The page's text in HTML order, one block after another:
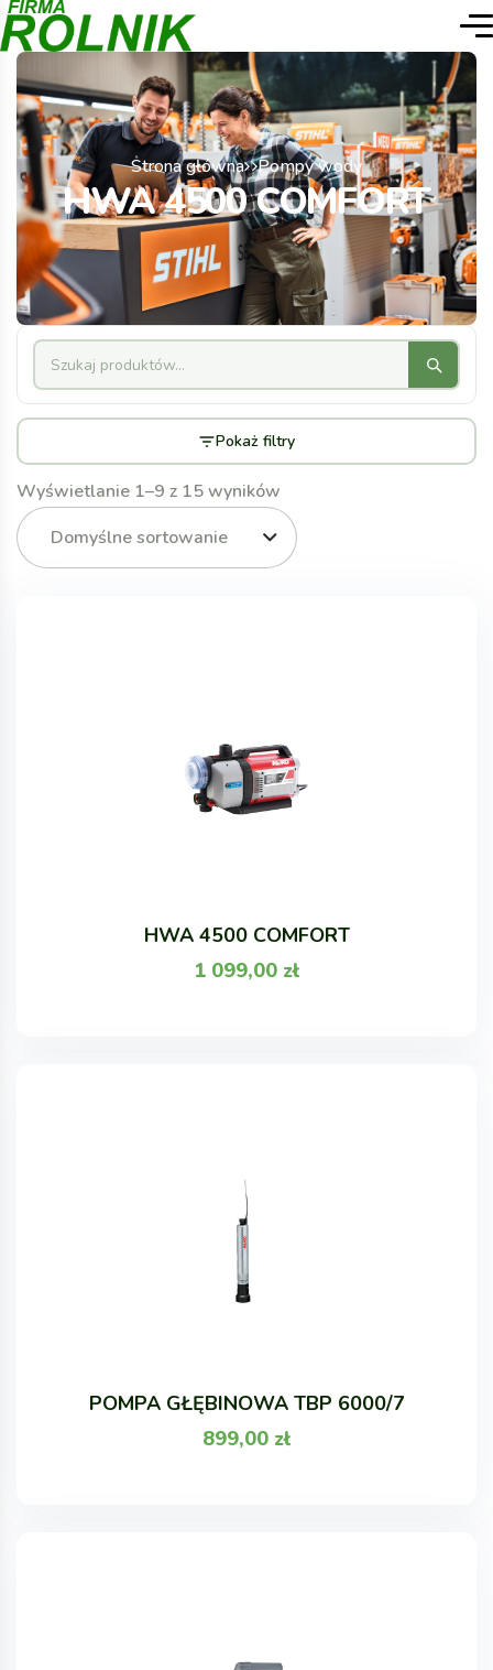
Strona główna Pompy wody
HWA 4500 COMFORT
Wyświetlanie 1–9 z 15 wyników
Domyślne sortowanie
HWA 4500 COMFORT
1 099,00 zł
POMPA GŁĘBINOWA TBP 6000/7
899,00 zł
Pokaż filtry